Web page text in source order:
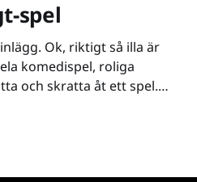
spel
så illa är
och skratta åt ett spel.
så lutar de sig på